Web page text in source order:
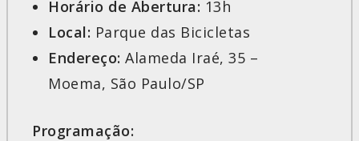
Horário de Abertura: 13h
Local: Parque das Bicicletas
Endereço: Alameda Iraé, 35 –
Moema, São Paulo/SP
Programação: